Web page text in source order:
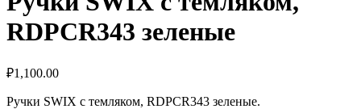
RDPCR343 зеленые
₽1,100.00
Ручки SWIX с темляком, RDPCR343 зеленые.